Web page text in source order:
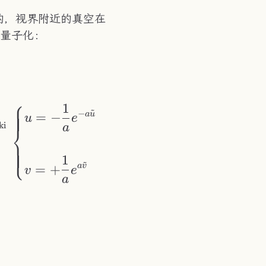
，视界附近的真空在
子化：
⎩
⎨
⎧u = −
a
1
e−au
~
v = +
a
1
eav
~
= \frac{1}{8\pi GM}